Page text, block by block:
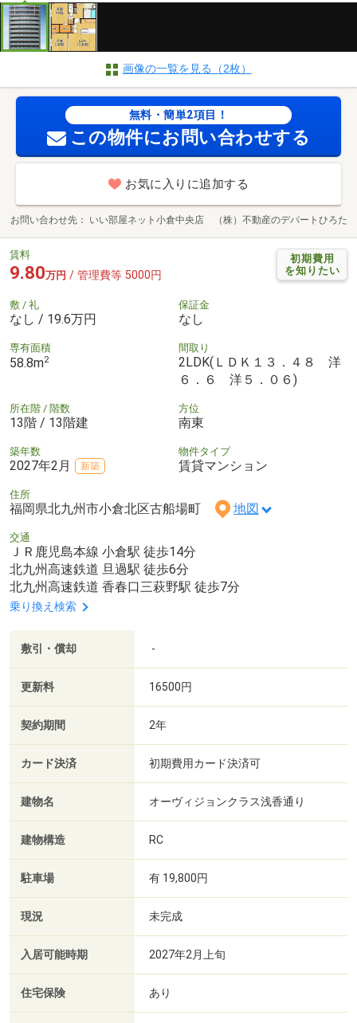
画像の一覧を見る（2枚）
無料・簡単2項目！
この物件にお問い合わせする
お気に入りに追加する
お問い合わせ先 いい部屋ネット小倉中央店 （株）不動産のデパートひろた
初期費用
を知りたい
賃料
9.80万円 / 管理費等 5000円
敷 / 礼
なし / 19.6万円
保証金
なし
専有面積
58.8m2
間取り
2LDK(ＬＤＫ１３．４８ 洋
６．６ 洋５．０６)
所在階 / 階数
13階 / 13階建
方位
南東
築年数
2027年2月 新築
物件タイプ
賃貸マンション
住所
福岡県北九州市小倉北区古船場町 地図
交通
ＪＲ鹿児島本線 小倉駅 徒歩14分
北九州高速鉄道 旦過駅 徒歩6分
北九州高速鉄道 香春口三萩野駅 徒歩7分
乗り換え検索
敷引・償却 -
更新料 16500円
契約期間 2年
カード決済 初期費用カード決済可
建物名 オーヴィジョンクラス浅香通り
建物構造 RC
駐車場 有 19,800円
現況 未完成
入居可能時期 2027年2月上旬
住宅保険 あり